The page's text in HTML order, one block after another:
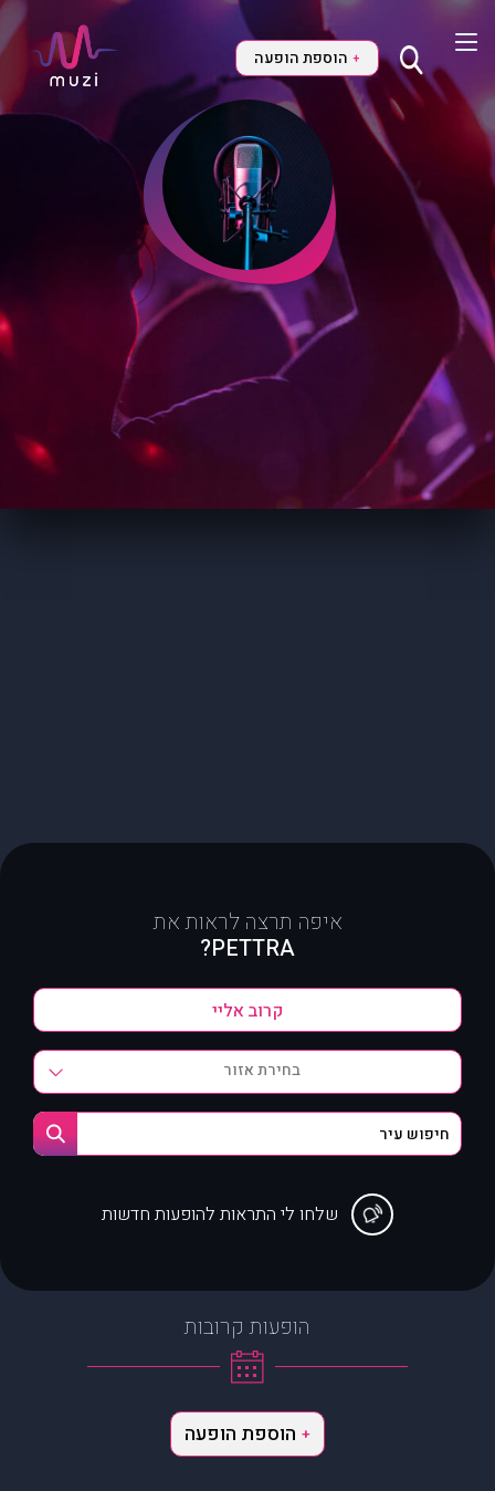
+ הוספת הופעה
איפה תרצה לראות את
PETTRA?
בחירת אזור
שלחו לי התראות להופעות חדשות
הופעות קרובות
+ הוספת הופעה